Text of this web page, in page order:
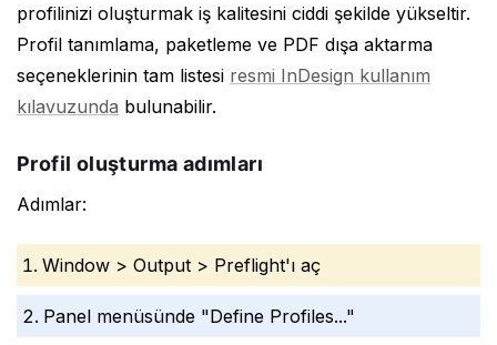
profilinizi oluşturmak iş kalitesini ciddi şekilde yükseltir.
Profil tanımlama, paketleme ve PDF dışa aktarma
seçeneklerinin tam listesi resmi InDesign kullanım
kılavuzunda bulunabilir.
Profil oluşturma adımları
Adımlar:
Window > Output > Preflight'ı aç
Panel menüsünde "Define Profiles..."